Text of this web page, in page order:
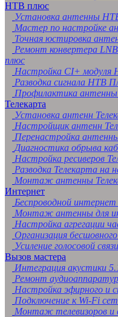
НТВ плюс
Установка антенны
Мастер по настройке
Точная юстировка
Ремонт конвертера
плюс
Настройка CI+ модуля
Разводка сигнала НТВ
Профилактика
Телекарта
Установка антенн
Настройщик антенн
Перенастройка
Диагностика обрыва
Настройка ресиверов
Разводка Телекарта на
Монтаж антенны
Интернет
Беспроводной интернет
Монтаж антенны для
Настройка агрегации
Организация
Усиление голосовой
Вызов мастера
Интеграция акустики
Ремонт
Настройка эфирного и
Подключение к Wi-Fi
Монтаж телевизоров и